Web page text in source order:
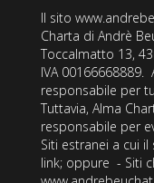
Il sito
Charta di Andrè
Toccalmatto 13,
IVA 00166668889.
responsabile per
Tuttavia, Alma
responsabile per
Siti estranei a cui
link; oppure - Siti